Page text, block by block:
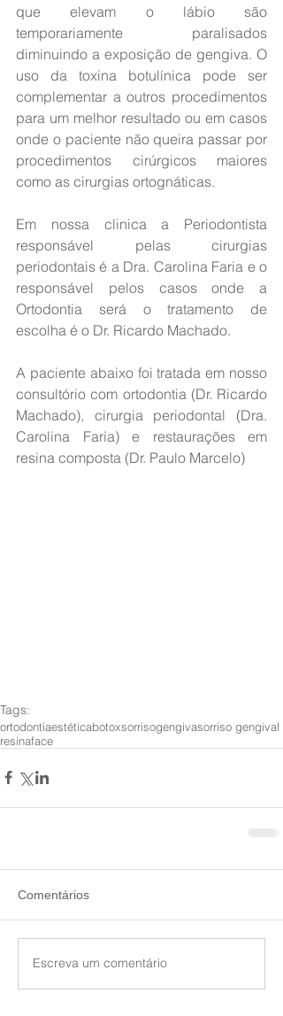
que elevam o lábio são
temporariamente paralisados
diminuindo a exposição de gengiva. O
uso da toxina botulínica pode ser
complementar a outros procedimentos
para um melhor resultado ou em casos
onde o paciente não queira passar por
procedimentos cirúrgicos maiores
como as cirurgias ortognáticas.
Em nossa clinica a Periodontista
responsável pelas cirurgias
periodontais é a Dra. Carolina Faria e o
responsável pelos casos onde a
Ortodontia será o tratamento de
escolha é o Dr. Ricardo Machado.
A paciente abaixo foi tratada em nosso
consultório com ortodontia (Dr. Ricardo
Machado), cirurgia periodontal (Dra.
Carolina Faria) e restaurações em
resina composta (Dr. Paulo Marcelo)
Tags:
ortodontiaestéticabotoxsorrisogengivasorriso gengival
resinaface
Comentários
Escreva um comentário